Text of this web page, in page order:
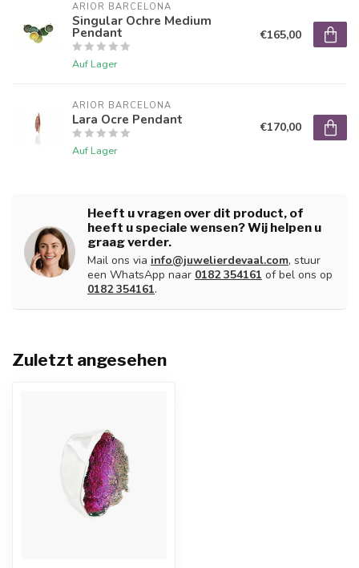
ARIOR BARCELONA
Singular Ochre Medium
Pendant
Auf Lager
€165,00
ARIOR BARCELONA
Lara Ocre Pendant
Auf Lager
€170,00
Heeft u vragen over dit product, of
heeft u speciale wensen? Wij helpen u
graag verder.
Mail ons via info@juwelierdevaal.com, stuur
een WhatsApp naar 0182 354161 of bel ons op
0182 354161.
Zuletzt angesehen